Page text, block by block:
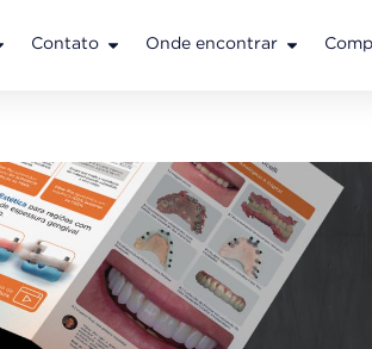
Contato Onde encontrar